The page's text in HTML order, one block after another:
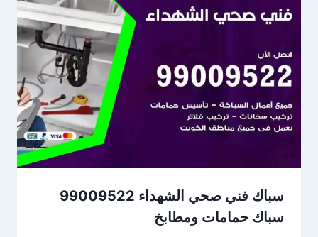
سباك فني صحي الشهداء 99009522
سباك حمامات ومطابخ